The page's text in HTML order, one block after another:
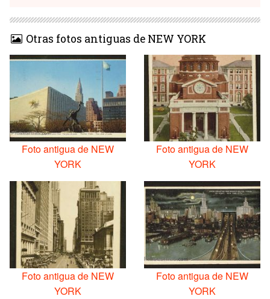
Otras fotos antiguas de NEW YORK
Foto antigua de NEW
YORK
Foto antigua de NEW
YORK
Foto antigua de NEW
YORK
Foto antigua de NEW
YORK